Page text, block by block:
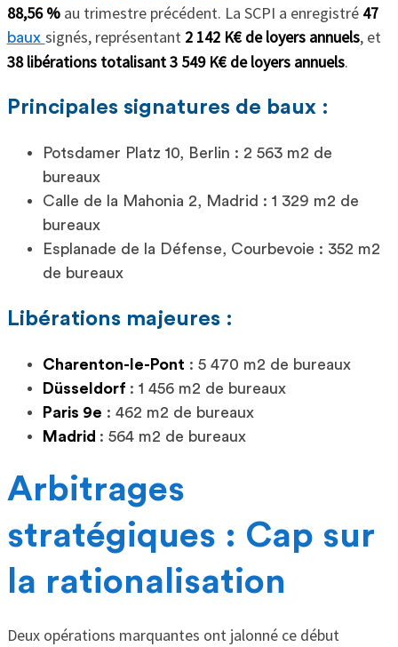
88,56 % au trimestre précédent. La SCPI a enregistré 47
baux signés, représentant 2 142 K€ de loyers annuels, et
38 libérations totalisant 3 549 K€ de loyers annuels.
Principales signatures de baux :
Potsdamer Platz 10, Berlin : 2 563 m2 de
bureaux
Calle de la Mahonia 2, Madrid : 1 329 m2 de
bureaux
Esplanade de la Défense, Courbevoie : 352 m2
de bureaux
Libérations majeures :
Charenton-le-Pont : 5 470 m2 de bureaux
Düsseldorf : 1 456 m2 de bureaux
Paris 9e : 462 m2 de bureaux
Madrid : 564 m2 de bureaux
Arbitrages
stratégiques : Cap sur
la rationalisation
Deux opérations marquantes ont jalonné ce début